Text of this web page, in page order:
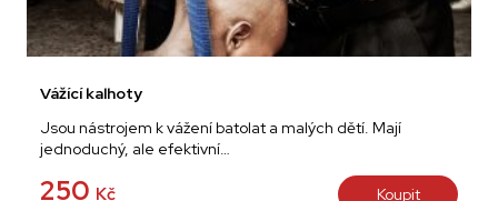
Vážící kalhoty
250 Kč
Jsou nástrojem k vážení batolat a malých dětí. Mají
jednoduchý, ale efektivní…
Koupit